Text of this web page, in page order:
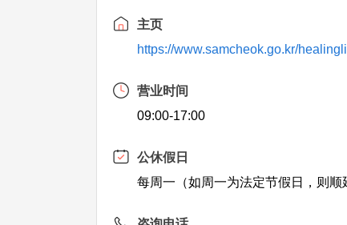
主页
https://www.samcheok.go.kr/
营业时间
09:00-17:00
公休假日
每周一（如周一为法定节假日，则